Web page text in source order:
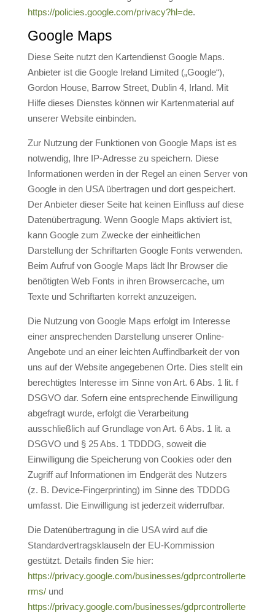
https://policies.google.com/privacy?hl=de.
Google Maps
Diese Seite nutzt den Kartendienst Google Maps.
Anbieter ist die Google Ireland Limited („Google“),
Gordon House, Barrow Street, Dublin 4, Irland. Mit
Hilfe dieses Dienstes können wir Kartenmaterial auf
unserer Website einbinden.
Zur Nutzung der Funktionen von Google Maps ist es
notwendig, Ihre IP-Adresse zu speichern. Diese
Informationen werden in der Regel an einen Server von
Google in den USA übertragen und dort gespeichert.
Der Anbieter dieser Seite hat keinen Einfluss auf diese
Datenübertragung. Wenn Google Maps aktiviert ist,
kann Google zum Zwecke der einheitlichen
Darstellung der Schriftarten Google Fonts verwenden.
Beim Aufruf von Google Maps lädt Ihr Browser die
benötigten Web Fonts in ihren Browsercache, um
Texte und Schriftarten korrekt anzuzeigen.
Die Nutzung von Google Maps erfolgt im Interesse
einer ansprechenden Darstellung unserer Online-
Angebote und an einer leichten Auffindbarkeit der von
uns auf der Website angegebenen Orte. Dies stellt ein
berechtigtes Interesse im Sinne von Art. 6 Abs. 1 lit. f
DSGVO dar. Sofern eine entsprechende Einwilligung
abgefragt wurde, erfolgt die Verarbeitung
ausschließlich auf Grundlage von Art. 6 Abs. 1 lit. a
DSGVO und § 25 Abs. 1 TDDDG, soweit die
Einwilligung die Speicherung von Cookies oder den
Zugriff auf Informationen im Endgerät des Nutzers
(z. B. Device-Fingerprinting) im Sinne des TDDDG
umfasst. Die Einwilligung ist jederzeit widerrufbar.
Die Datenübertragung in die USA wird auf die
Standardvertragsklauseln der EU-Kommission
gestützt. Details finden Sie hier:
https://privacy.google.com/businesses/gdprcontrollerte
rms/und
https://privacy.google.com/businesses/gdprcontrollerte